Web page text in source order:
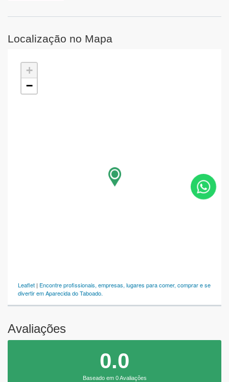
Localização no Mapa
+
−
Leaflet | Encontre profissionais, empresas, lugares para comer, comprar e se
divertir em Aparecida do Taboado.
Avaliações
0.0
Baseado em 0 Avaliações